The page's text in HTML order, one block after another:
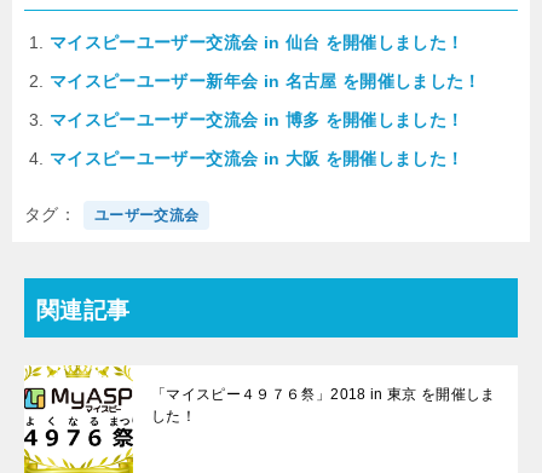
マイスピーユーザー交流会 in 仙台 を開催しました！
マイスピーユーザー新年会 in 名古屋 を開催しました！
マイスピーユーザー交流会 in 博多 を開催しました！
マイスピーユーザー交流会 in 大阪 を開催しました！
タグ ユーザー交流会
関連記事
「マイスピー４９７６祭」2018 in 東京 を開催しま
した！